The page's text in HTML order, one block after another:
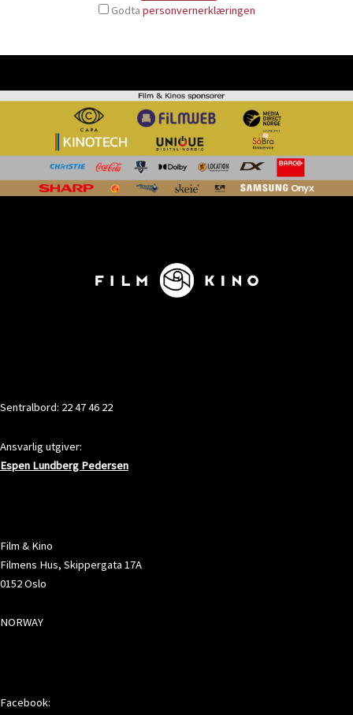
Godta personvernerklæringen
Sentralbord: 22 47 46 22
Ansvarlig utgiver:
Espen Lundberg Pedersen
Film & Kino
Filmens Hus, Skippergata 17A
0152 Oslo
NORWAY
Facebook: